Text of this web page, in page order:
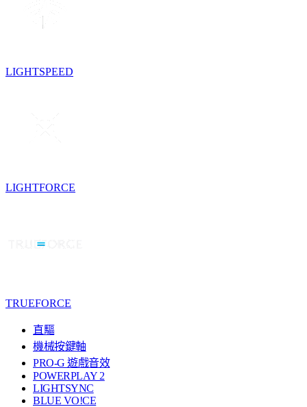
LIGHTSPEED
LIGHTFORCE
TRUEFORCE
直驅
機械按鍵軸
PRO-G 遊戲音效
POWERPLAY 2
LIGHTSYNC
BLUE VO!CE